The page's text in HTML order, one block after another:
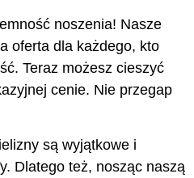
noszenia! Nasze
oferta dla każdego, kto
Teraz możesz cieszyć
cenie. Nie przegap
są wyjątkowe i
Dlatego też, nosząc naszą